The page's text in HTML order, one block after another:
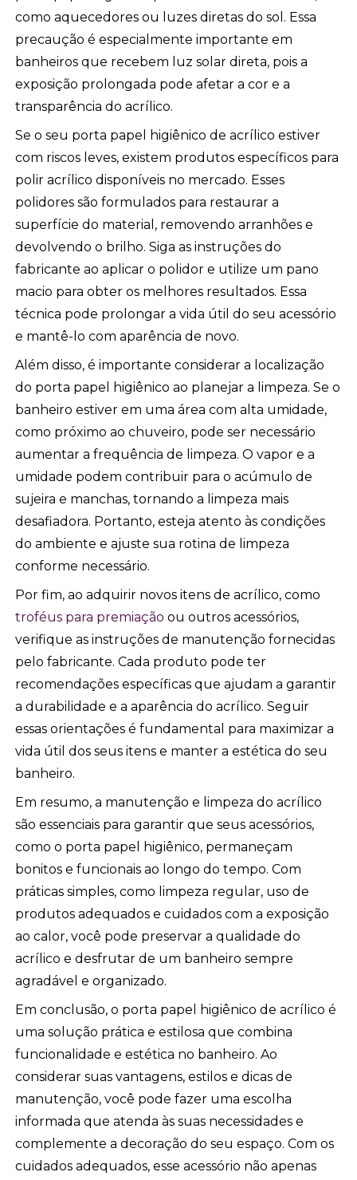
como aquecedores ou luzes diretas do sol. Essa
precaução é especialmente importante em
banheiros que recebem luz solar direta, pois a
exposição prolongada pode afetar a cor e a
transparência do acrílico.
Se o seu porta papel higiênico de acrílico estiver
com riscos leves, existem produtos específicos para
polir acrílico disponíveis no mercado. Esses
polidores são formulados para restaurar a
superfície do material, removendo arranhões e
devolvendo o brilho. Siga as instruções do
fabricante ao aplicar o polidor e utilize um pano
macio para obter os melhores resultados. Essa
técnica pode prolongar a vida útil do seu acessório
e mantê-lo com aparência de novo.
Além disso, é importante considerar a localização
do porta papel higiênico ao planejar a limpeza. Se o
banheiro estiver em uma área com alta umidade,
como próximo ao chuveiro, pode ser necessário
aumentar a frequência de limpeza. O vapor e a
umidade podem contribuir para o acúmulo de
sujeira e manchas, tornando a limpeza mais
desafiadora. Portanto, esteja atento às condições
do ambiente e ajuste sua rotina de limpeza
conforme necessário.
Por fim, ao adquirir novos itens de acrílico, como
troféus para premiação ou outros acessórios,
verifique as instruções de manutenção fornecidas
pelo fabricante. Cada produto pode ter
recomendações específicas que ajudam a garantir
a durabilidade e a aparência do acrílico. Seguir
essas orientações é fundamental para maximizar a
vida útil dos seus itens e manter a estética do seu
banheiro.
Em resumo, a manutenção e limpeza do acrílico
são essenciais para garantir que seus acessórios,
como o porta papel higiênico, permaneçam
bonitos e funcionais ao longo do tempo. Com
práticas simples, como limpeza regular, uso de
produtos adequados e cuidados com a exposição
ao calor, você pode preservar a qualidade do
acrílico e desfrutar de um banheiro sempre
agradável e organizado.
Em conclusão, o porta papel higiênico de acrílico é
uma solução prática e estilosa que combina
funcionalidade e estética no banheiro. Ao
considerar suas vantagens, estilos e dicas de
manutenção, você pode fazer uma escolha
informada que atenda às suas necessidades e
complemente a decoração do seu espaço. Com os
cuidados adequados, esse acessório não apenas